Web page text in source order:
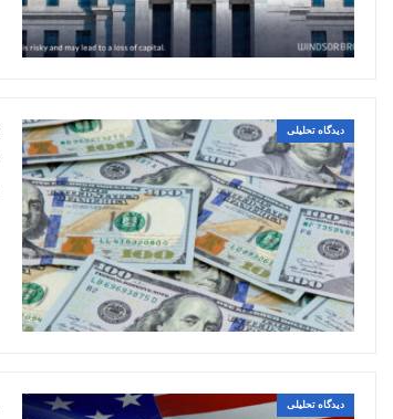
دیدگاه تحلیلی
دیدگاه تحلیلی